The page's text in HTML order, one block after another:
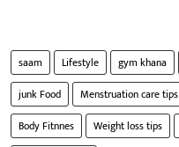
saam Lifestyle gym khana
junk Food
Menstruation care tips
Body Fitnnes
Weight loss tips